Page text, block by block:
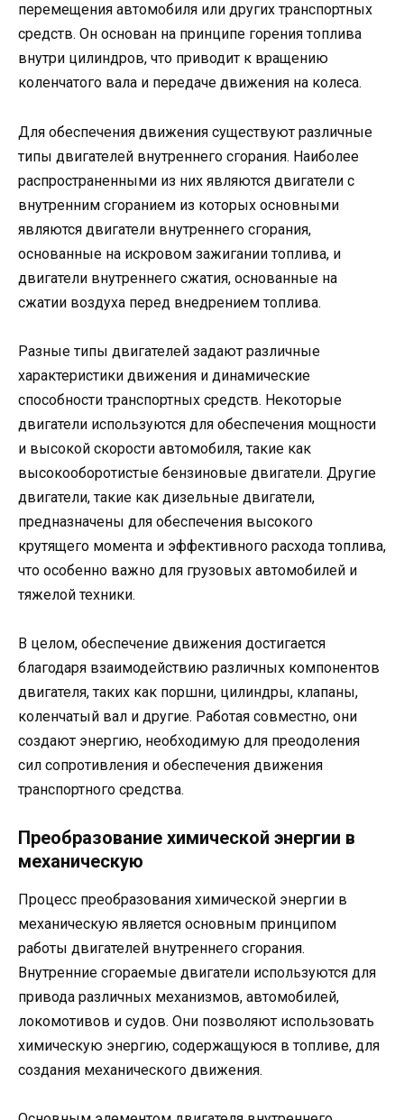
перемещения автомобиля или других транспортных
средств. Он основан на принципе горения топлива
внутри цилиндров, что приводит к вращению
коленчатого вала и передаче движения на колеса.
Для обеспечения движения существуют различные
типы двигателей внутреннего сгорания. Наиболее
распространенными из них являются двигатели с
внутренним сгоранием из которых основными
являются двигатели внутреннего сгорания,
основанные на искровом зажигании топлива, и
двигатели внутреннего сжатия, основанные на
сжатии воздуха перед внедрением топлива.
Разные типы двигателей задают различные
характеристики движения и динамические
способности транспортных средств. Некоторые
двигатели используются для обеспечения мощности
и высокой скорости автомобиля, такие как
высокооборотистые бензиновые двигатели. Другие
двигатели, такие как дизельные двигатели,
предназначены для обеспечения высокого
крутящего момента и эффективного расхода топлива,
что особенно важно для грузовых автомобилей и
тяжелой техники.
В целом, обеспечение движения достигается
благодаря взаимодействию различных компонентов
двигателя, таких как поршни, цилиндры, клапаны,
коленчатый вал и другие. Работая совместно, они
создают энергию, необходимую для преодоления
сил сопротивления и обеспечения движения
транспортного средства.
Преобразование химической энергии в
механическую
Процесс преобразования химической энергии в
механическую является основным принципом
работы двигателей внутреннего сгорания.
Внутренние сгораемые двигатели используются для
привода различных механизмов, автомобилей,
локомотивов и судов. Они позволяют использовать
химическую энергию, содержащуюся в топливе, для
создания механического движения.